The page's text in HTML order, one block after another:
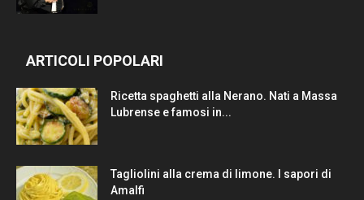
ARTICOLI POPOLARI
Ricetta spaghetti alla Nerano. Nati a Massa
Lubrense e famosi in...
Tagliolini alla crema di limone. I sapori di
Amalfi